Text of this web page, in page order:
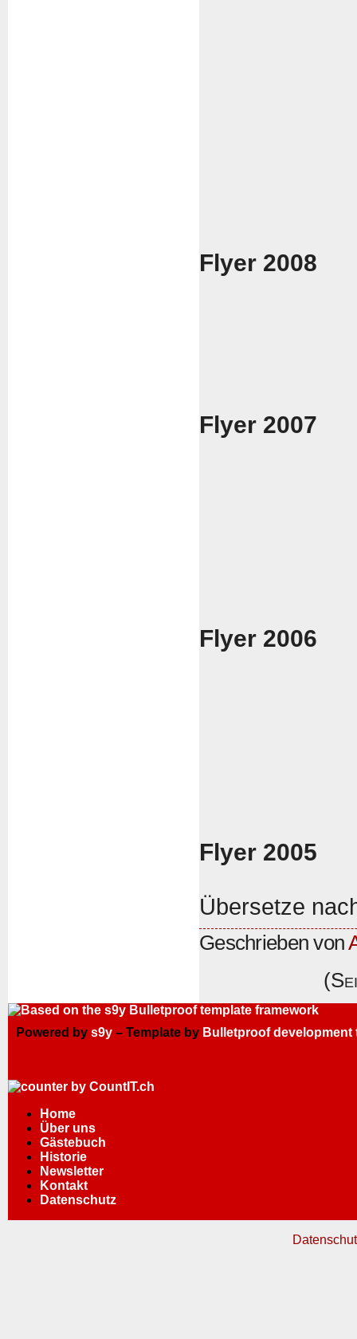
Flyer 2008
Flyer 2007
Flyer 2006
Flyer 2005
Übersetze
Geschrieben von
Powered by s9y – Template by Bulletproof development
Home
Über uns
Gästebuch
Historie
Newsletter
Kontakt
Datenschutz